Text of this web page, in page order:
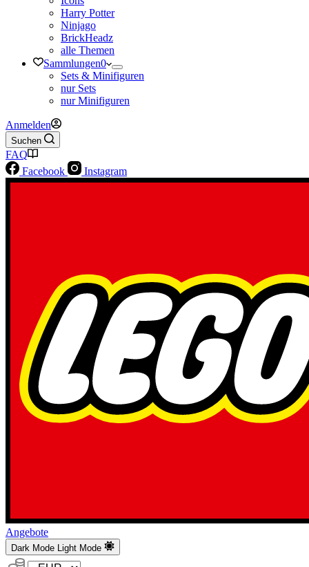
Harry Potter
Ninjago
BrickHeadz
alle Themen
Sammlungen0
Sets & Minifiguren
nur Sets
nur Minifiguren
Anmelden
Suchen
FAQ
Facebook
Instagram
Angebote
Dark Mode Light Mode
Währung: